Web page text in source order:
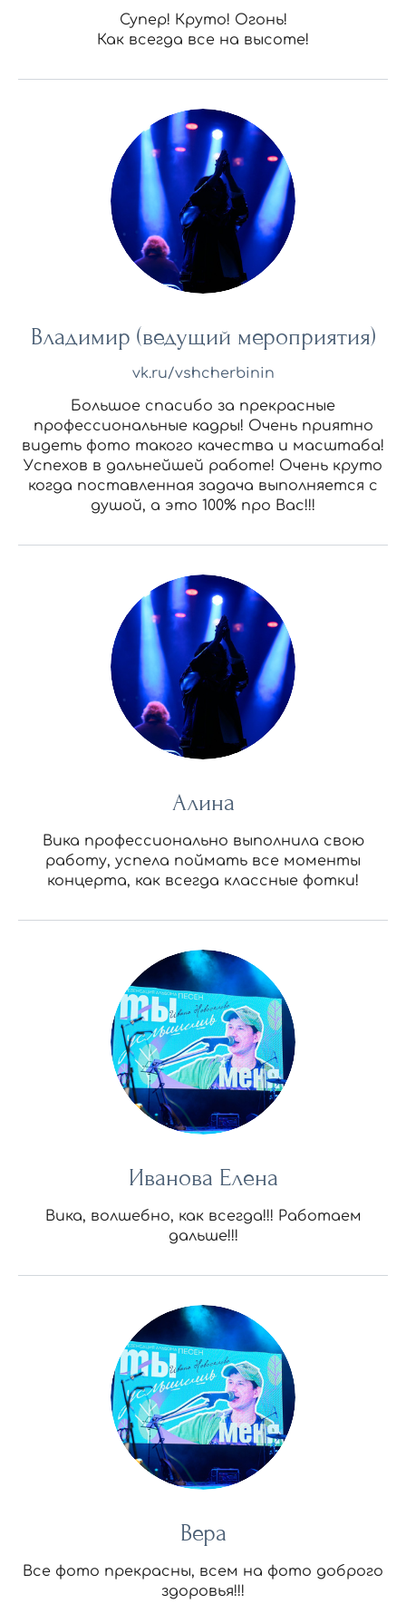
Супер! Круто! Огонь!
Как всегда все на высоте!
Владимир (ведущий мероприятия)
vk.ru/vshcherbinin
Большое спасибо за прекрасные
профессиональные кадры! Очень приятно
видеть фото такого качества и масштаба!
Успехов в дальнейшей работе! Очень круто
когда поставленная задача выполняется с
душой, а это 100% про Вас!!!
Алина
Вика профессионально выполнила свою
работу, успела поймать все моменты
концерта, как всегда классные фотки!
Иванова Елена
Вика, волшебно, как всегда!!! Работаем
дальше!!!
Вера
Все фото прекрасны, всем на фото доброго
здоровья!!!